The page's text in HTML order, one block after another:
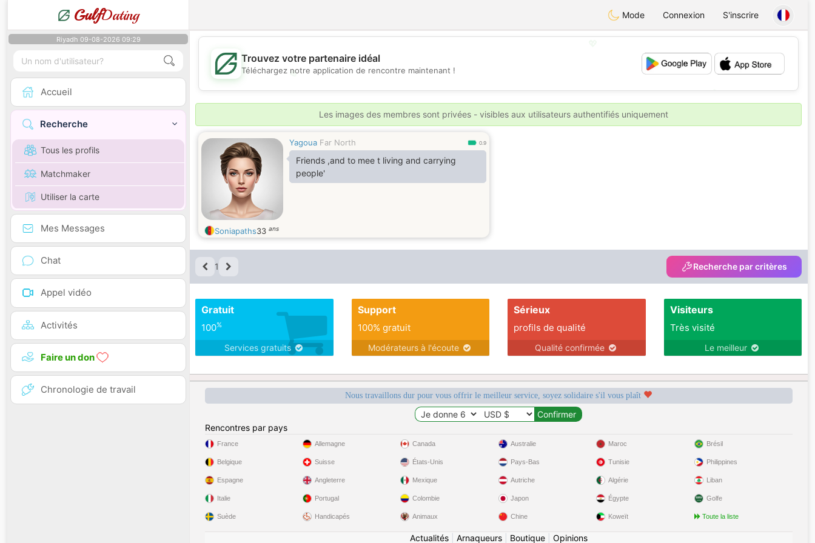
GulfDating Mode Connexion S'inscrire
Riyadh 09-08-2026 09:29
Accueil
Recherche
Tous les profils
Matchmaker
Utiliser la carte
Mes Messages
Chat
Appel vidéo
Activités
Faire un don
Chronologie de travail
💖
💕
💕
Trouvez votre partenaire idéal
Téléchargez notre application de rencontre maintenant !
Les images des membres sont privées - visibles aux utilisateurs authentifiés uniquement
Yagoua Far North 0.9
Friends ,and to mee t living and carrying
people'
Soniapaths33 ans
1 Recherche par critères
Gratuit
100%
Services gratuits
Support
100% gratuit
Modérateurs à l'écoute
Sérieux
profils de qualité
Qualité confirmée
Visiteurs
Très visité
Le meilleur
Nous travaillons dur pour vous offrir le meilleur service, soyez solidaire s'il vous plaît
Rencontres par pays
France
Belgique
Espagne
Italie
Suède
Allemagne
Suisse
Angleterre
Portugal
Handicapés
Canada
États-Unis
Mexique
Colombie
Animaux
Australie
Pays-Bas
Autriche
Japon
Chine
Maroc
Tunisie
Algérie
Égypte
Koweït
Brésil
Philippines
Liban
Golfe
Toute la liste
Actualités| Arnaqueurs| Boutique| Opinions